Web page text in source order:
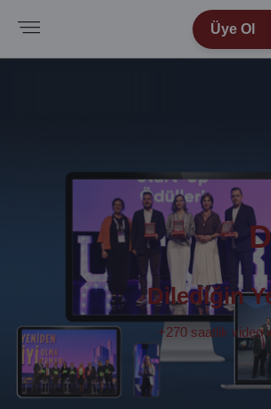
Üye Ol
Dilediğin
+270 saatlik video